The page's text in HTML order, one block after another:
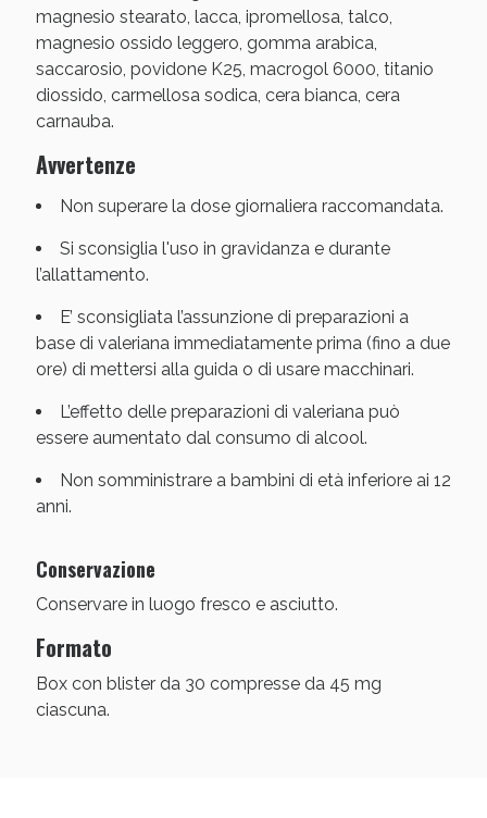
magnesio stearato, lacca, ipromellosa, talco,
magnesio ossido leggero, gomma arabica,
saccarosio, povidone K25, macrogol 6000, titanio
diossido, carmellosa sodica, cera bianca, cera
carnauba.
Avvertenze
Non superare la dose giornaliera raccomandata.
Si sconsiglia l'uso in gravidanza e durante
l’allattamento.
E’ sconsigliata l’assunzione di preparazioni a
base di valeriana immediatamente prima (fino a due
ore) di mettersi alla guida o di usare macchinari.
L’effetto delle preparazioni di valeriana può
essere aumentato dal consumo di alcool.
Non somministrare a bambini di età inferiore ai 12
anni.
Conservazione
Conservare in luogo fresco e asciutto.
Formato
Box con blister da 30 compresse da 45 mg
ciascuna.